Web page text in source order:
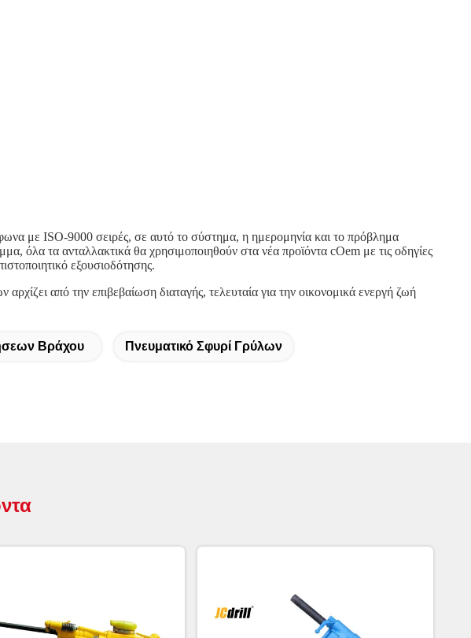
με ISO-9000 σειρές, σε αυτό το σύστημα, η ημερομηνία και το πρόβλημα
όλα τα ανταλλακτικά θα χρησιμοποιηθούν στα νέα προϊόντα cOem με τις οδηγίες
εξουσιοδότησης.
από την επιβεβαίωση διαταγής, τελευταία για την οικονομικά ενεργή ζωή
Βράχου Πνευματικό Σφυρί Γρύλων